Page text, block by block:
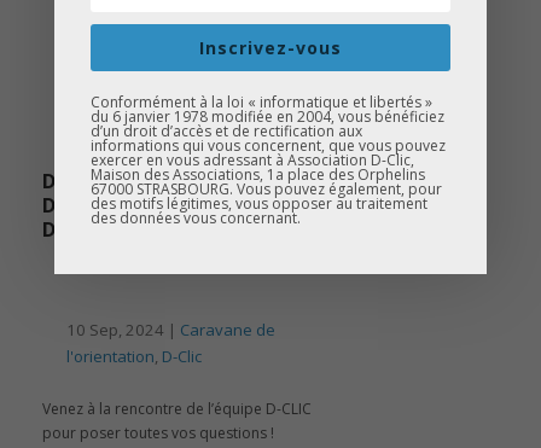
D-CLIC PERMANENCES :
DÉCOUVREZ TOUTES LES
DATES !
10 Sep, 2024 | Caravane de
l'orientation, D-Clic
Venez à la rencontre de l’équipe D-CLIC
pour poser toutes vos questions !
Inscrivez-vous
Conformément à la loi « informatique et libertés »
du 6 janvier 1978 modifiée en 2004, vous bénéficiez
d’un droit d’accès et de rectification aux
informations qui vous concernent, que vous pouvez
exercer en vous adressant à Association D-Clic,
Maison des Associations, 1a place des Orphelins
67000 STRASBOURG. Vous pouvez également, pour
des motifs légitimes, vous opposer au traitement
des données vous concernant.